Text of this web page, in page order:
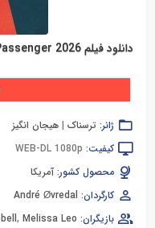
دانلود فیلم Passenger 2026
ژانر: ترسناک | هیجان انگیز
کیفیت: WEB-DL 1080p
محصول کشور: آمریکا
کارگردان: André Øvredal
بازیگران:
, Melissa Leo